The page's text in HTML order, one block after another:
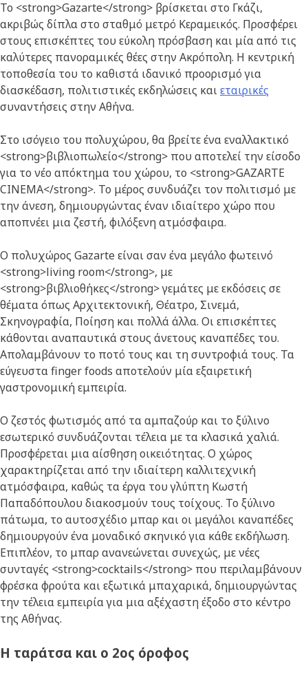
Το <strong>Gazarte</strong> βρίσκεται στο Γκάζι,
ακριβώς δίπλα στο σταθμό μετρό Κεραμεικός. Προσφέρει
στους επισκέπτες του εύκολη πρόσβαση και μία από τις
καλύτερες πανοραμικές θέες στην Ακρόπολη. Η κεντρική
τοποθεσία του το καθιστά ιδανικό προορισμό για
διασκέδαση, πολιτιστικές εκδηλώσεις καιεταιρικές
συναντήσεις στην Αθήνα.
Στο ισόγειο του πολυχώρου, θα βρείτε ένα εναλλακτικό
<strong>βιβλιοπωλείο</strong> που αποτελεί την είσοδο
για το νέο απόκτημα του χώρου, το <strong>GAZARTE
CINEMA</strong>. Το μέρος συνδυάζει τον πολιτισμό με
την άνεση, δημιουργώντας έναν ιδιαίτερο χώρο που
αποπνέει μια ζεστή, φιλόξενη ατμόσφαιρα.
Ο πολυχώρος Gazarte είναι σαν ένα μεγάλο φωτεινό
<strong>living room</strong>, με
<strong>βιβλιοθήκες</strong> γεμάτες με εκδόσεις σε
θέματα όπως Αρχιτεκτονική, Θέατρο, Σινεμά,
Σκηνογραφία, Ποίηση και πολλά άλλα. Οι επισκέπτες
κάθονται αναπαυτικά στους άνετους καναπέδες του.
Απολαμβάνουν το ποτό τους και τη συντροφιά τους. Τα
εύγευστα finger foods αποτελούν μία εξαιρετική
γαστρονομική εμπειρία.
Ο ζεστός φωτισμός από τα αμπαζούρ και το ξύλινο
εσωτερικό συνδυάζονται τέλεια με τα κλασικά χαλιά.
Προσφέρεται μια αίσθηση οικειότητας. Ο χώρος
χαρακτηρίζεται από την ιδιαίτερη καλλιτεχνική
ατμόσφαιρα, καθώς τα έργα του γλύπτη Κωστή
Παπαδόπουλου διακοσμούν τους τοίχους. Το ξύλινο
πάτωμα, το αυτοσχέδιο μπαρ και οι μεγάλοι καναπέδες
δημιουργούν ένα μοναδικό σκηνικό για κάθε εκδήλωση.
Επιπλέον, το μπαρ ανανεώνεται συνεχώς, με νέες
συνταγές <strong>cocktails</strong> που περιλαμβάνουν
φρέσκα φρούτα και εξωτικά μπαχαρικά, δημιουργώντας
την τέλεια εμπειρία για μια αξέχαστη έξοδο στο κέντρο
της Αθήνας.
Η ταράτσα και ο 2ος όροφος